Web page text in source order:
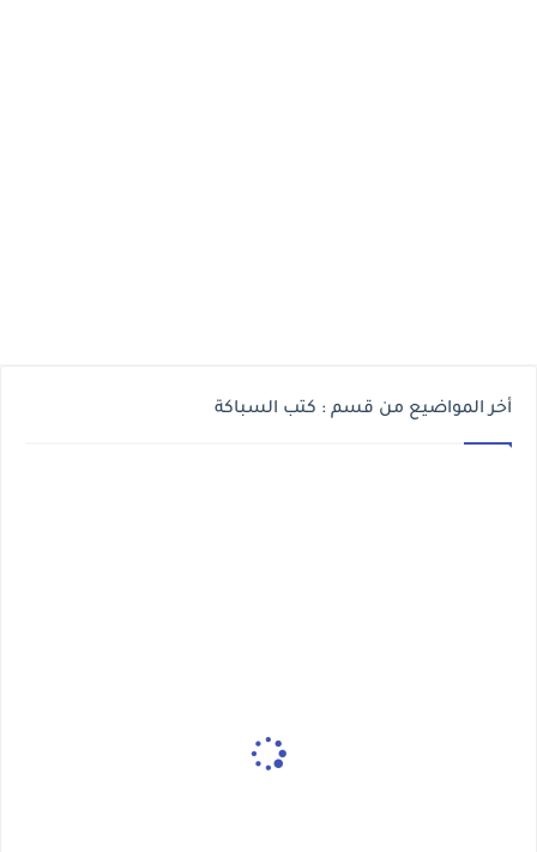
أخر المواضيع من قسم : كتب السباكة